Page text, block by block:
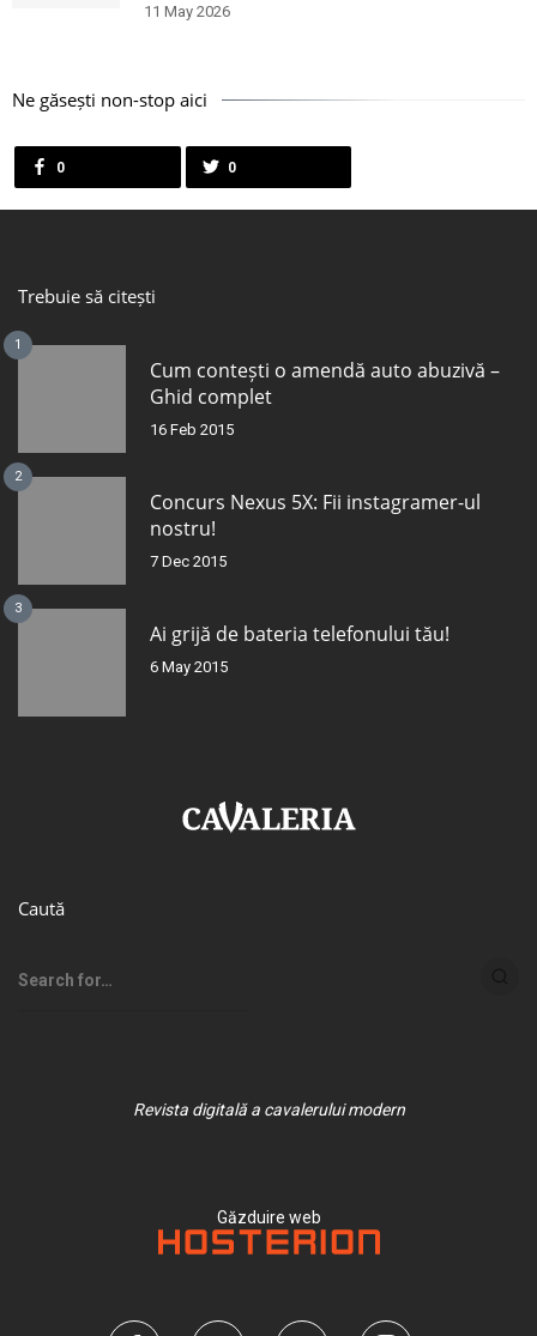
11 May 2026
Ne găsești non-stop aici
0 0
Trebuie să citești
1
Cum contești o amendă auto abuzivă –
Ghid complet
16 Feb 2015
2
Concurs Nexus 5X: Fii instagramer-ul
nostru!
7 Dec 2015
3
Ai grijă de bateria telefonului tău!
6 May 2015
Caută
Revista digitală a cavalerului modern
Găzduire web